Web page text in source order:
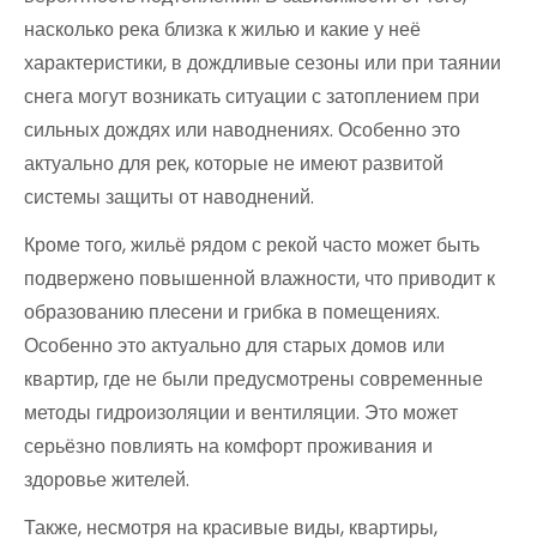
насколько река близка к жилью и какие у неё
характеристики, в дождливые сезоны или при таянии
снега могут возникать ситуации с затоплением при
сильных дождях или наводнениях. Особенно это
актуально для рек, которые не имеют развитой
системы защиты от наводнений.
Кроме того, жильё рядом с рекой часто может быть
подвержено повышенной влажности, что приводит к
образованию плесени и грибка в помещениях.
Особенно это актуально для старых домов или
квартир, где не были предусмотрены современные
методы гидроизоляции и вентиляции. Это может
серьёзно повлиять на комфорт проживания и
здоровье жителей.
Также, несмотря на красивые виды, квартиры,